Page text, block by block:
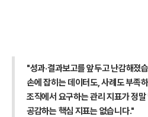
"성과·결과보고를 앞두고 난감해졌
손에 잡히는 데이터도, 사례도 부
조직에서 요구하는 관리 지표가 정
공감하는 핵심 지표는 없습니다."